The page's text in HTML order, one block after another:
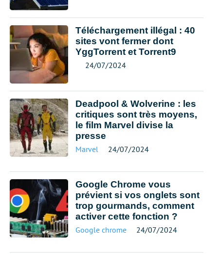
Téléchargement illégal : 40
sites vont fermer dont
YggTorrent et Torrent9
24/07/2024
Deadpool & Wolverine : les
critiques sont très moyens,
le film Marvel divise la
presse
Marvel 24/07/2024
Google Chrome vous
prévient si vos onglets sont
trop gourmands, comment
activer cette fonction ?
Google chrome 24/07/2024